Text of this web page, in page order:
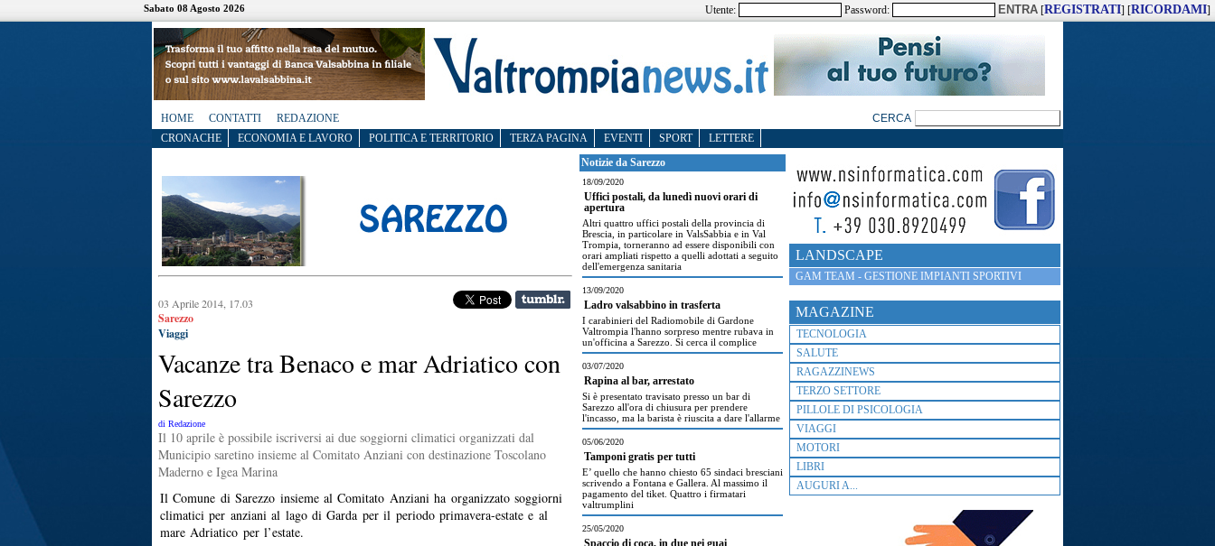
Sabato 08 Agosto 2026 Utente: Password: [REGISTRATI] [RICORDAMI]
HOME CONTATTI
REDAZIONE
CRONACHE
ECONOMIA E LAVORO POLITICA E TERRITORIO TERZA PAGINA EVENTI SPORT LETTERE
LANDSCAPE
GAM TEAM - GESTIONE IMPIANTI SPORTIVI
MAGAZINE
TECNOLOGIA
SALUTE
RAGAZZINEWS
TERZO SETTORE
PILLOLE DI PSICOLOGIA
VIAGGI
MOTORI
LIBRI
AUGURI A...
03 Aprile 2014, 17.03
Sarezzo
Viaggi
Vacanze tra Benaco e mar Adriatico con
Sarezzo
di Redazione
Il 10 aprile è possibile iscriversi ai due soggiorni climatici organizzati dal
Municipio saretino insieme al Comitato Anziani con destinazione Toscolano
Maderno e Igea Marina
Il Comune di Sarezzo insieme al Comitato Anziani ha organizzato soggiorni
climatici per anziani al lago di Garda per il periodo primavera-estate e al
mare Adriatico per l’estate.
Notizie da Sarezzo
18/09/2020
Uffici postali, da lunedì nuovi orari di
apertura
Altri quattro uffici postali della provincia di
Brescia, in particolare in ValsSabbia e in Val
Trompia, torneranno ad essere disponibili con
orari ampliati rispetto a quelli adottati a seguito
dell'emergenza sanitaria
13/09/2020
Ladro valsabbino in trasferta
I carabinieri del Radiomobile di Gardone
Valtrompia l'hanno sorpreso mentre rubava in
un'officina a Sarezzo. Si cerca il complice
03/07/2020
Rapina al bar, arrestato
Si è presentato travisato presso un bar di
Sarezzo all'ora di chiusura per prendere
l'incasso, ma la barista è riuscita a dare l'allarme
05/06/2020
Tamponi gratis per tutti
E’ quello che hanno chiesto 65 sindaci bresciani
scrivendo a Fontana e Gallera. Al massimo il
pagamento del tiket. Quattro i firmatari
valtrumplini
25/05/2020
Spaccio di coca, in due nei guai